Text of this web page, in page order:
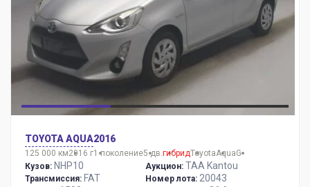
TOYOTA AQUA2016
125 000 км2016 г1 поколение5 дв.гибридToyotaAquaG
Кузов: NHP10
Трансмиссия: FAT
Аукцион: TAA Kantou
Номер лота: 20043